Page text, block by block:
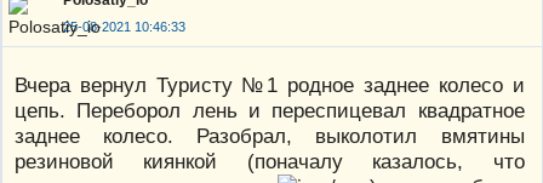
25-08-2021 10:46:33
Вчера вернул Туристу №1 родное заднее колесо и
цепь. Переборол лень и переспицевал квадратное
заднее колесо. Разобрал, выколотил вмятины
резиновой киянкой (поначалу казалось, что